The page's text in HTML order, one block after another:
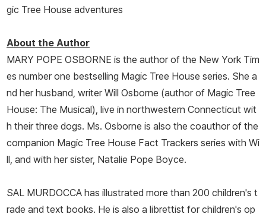
gic Tree House adventures
About the Author
MARY POPE OSBORNE is the author of the New York Tim
es number one bestselling Magic Tree House series. She a
nd her husband, writer Will Osborne (author of Magic Tree
House: The Musical), live in northwestern Connecticut wit
h their three dogs. Ms. Osborne is also the coauthor of the
companion Magic Tree House Fact Trackers series with Wi
ll, and with her sister, Natalie Pope Boyce.
SAL MURDOCCA has illustrated more than 200 children's t
rade and text books. He is also a librettist for children's op